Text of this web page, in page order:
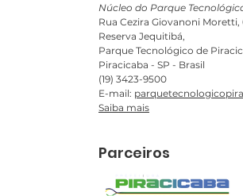
Núcleo do Parque
Rua Cezira Giovanoni
Reserva Jequitibá,
Parque Tecnológico de
Piracicaba - SP - Brasil
(19) 3423-9500
E-mail:
Saiba mais
Parceiros